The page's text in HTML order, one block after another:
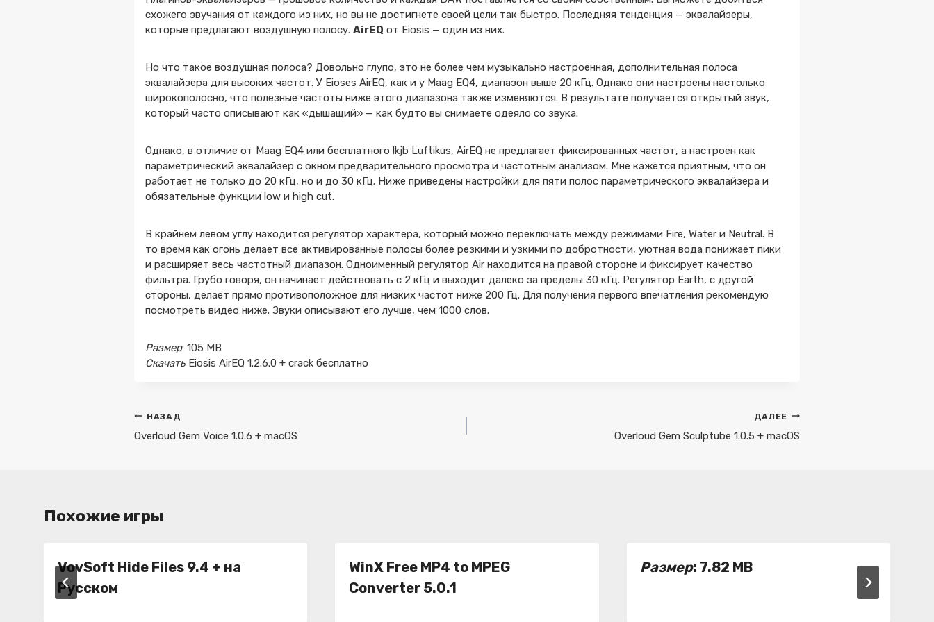
схожего звучания от каждого из них, но вы не достигнете своей цели так быстро. Последняя тенденция — эквалайзеры,
которые предлагают воздушную полосу.AirEQ от Eiosis — один из них.
Но что такое воздушная полоса? Довольно глупо, это не более чем музыкально настроенная, дополнительная полоса
эквалайзера для высоких частот. У Eioses AirEQ, как и у Maag EQ4, диапазон выше 20 кГц. Однако они настроены настолько
широкополосно, что полезные частоты ниже этого диапазона также изменяются. В результате получается открытый звук,
который часто описывают как «дышащий» — как будто вы снимаете одеяло со звука.
Однако, в отличие от Maag EQ4 или бесплатного lkjb Luftikus, AirEQ не предлагает фиксированных частот, а настроен как
параметрический эквалайзер с окном предварительного просмотра и частотным анализом. Мне кажется приятным, что он
работает не только до 20 кГц, но и до 30 кГц. Ниже приведены настройки для пяти полос параметрического эквалайзера и
обязательные функции low и high cut.
В крайнем левом углу находится регулятор характера, который можно переключать между режимами Fire, Water и Neutral. В
то время как огонь делает все активированные полосы более резкими и узкими по добротности, уютная вода понижает пики
и расширяет весь частотный диапазон. Одноименный регулятор Air находится на правой стороне и фиксирует качество
фильтра. Грубо говоря, он начинает действовать с 2 кГц и выходит далеко за пределы 30 кГц. Регулятор Earth, с другой
стороны, делает прямо противоположное для низких частот ниже 200 Гц. Для получения первого впечатления рекомендую
посмотреть видео ниже. Звуки описывают его лучше, чем 1000 слов.
Размер: 105 MB
Скачать Eiosis AirEQ 1.2.6.0 + crack бесплатно
Навигация
по
НАЗАД
Overloud Gem Voice 1.0.6 + macOS
ДАЛЕЕ
Overloud Gem Sculptube 1.0.5 + macOS
Похожие игры
VovSoft Hide Files 9.4 + на
Русском
WinX Free MP4 to MPEG
Converter 5.0.1
Размер: 7.82 MB